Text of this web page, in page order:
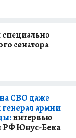
сенатора
СВО даже
генерал армии
интервью
РФ Юнус-Бека